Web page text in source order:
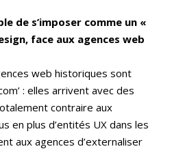
de s’imposer comme un «
face aux agences web
web historiques sont
: elles arrivent avec des
contraire aux
en plus d’entités UX dans les
aux agences d’externaliser